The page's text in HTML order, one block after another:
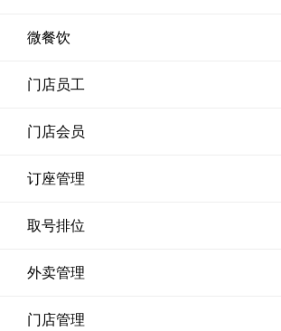
微餐饮
门店员工
门店会员
订座管理
取号排位
外卖管理
门店管理